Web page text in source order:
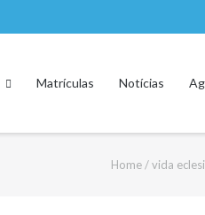
Matrículas Notícias
Home /vida